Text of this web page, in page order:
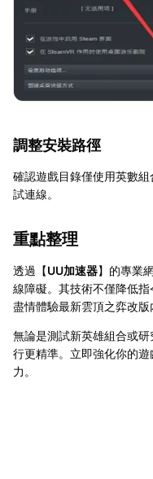
調整安裝路徑
確認遊戲目錄僅使用英數
試連線。
重點整理
透過【UU加速器】的專業
線障礙。其技術不僅降低
盡情體驗最新雲頂之弈改版
無論是測試新英雄組合或
行更精準。立即強化你的
力。